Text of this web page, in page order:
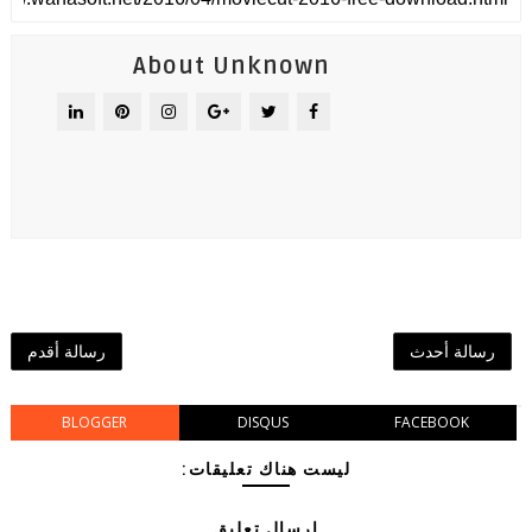
About Unknown
رسالة أحدث رسالة أقدم
BLOGGER DISQUS FACEBOOK
ليست هناك تعليقات: